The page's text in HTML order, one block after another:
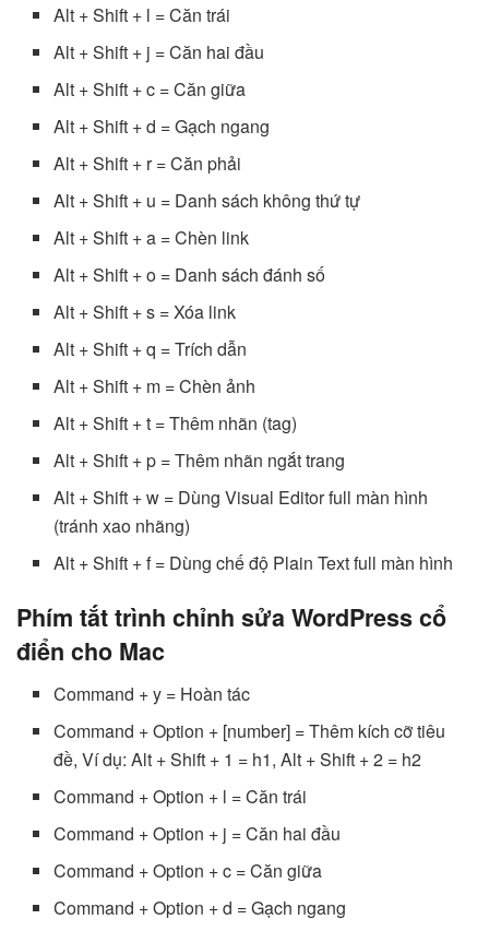
Alt + Shift + l = Căn trái
Alt + Shift + j = Căn hai đầu
Alt + Shift + c = Căn giữa
Alt + Shift + d = Gạch ngang
Alt + Shift + r = Căn phải
Alt + Shift + u = Danh sách không thứ tự
Alt + Shift + a = Chèn link
Alt + Shift + o = Danh sách đánh số
Alt + Shift + s = Xóa link
Alt + Shift + q = Trích dẫn
Alt + Shift + m = Chèn ảnh
Alt + Shift + t = Thêm nhãn (tag)
Alt + Shift + p = Thêm nhãn ngắt trang
Alt + Shift + w = Dùng Visual Editor full màn hình
(tránh xao nhãng)
Alt + Shift + f = Dùng chế độ Plain Text full màn hình
Phím tắt trình chỉnh sửa WordPress cổ
điển cho Mac
Command + y = Hoàn tác
Command + Option + [number] = Thêm kích cỡ tiêu
đề, Ví dụ: Alt + Shift + 1 = h1, Alt + Shift + 2 = h2
Command + Option + l = Căn trái
Command + Option + j = Căn hai đầu
Command + Option + c = Căn giữa
Command + Option + d = Gạch ngang